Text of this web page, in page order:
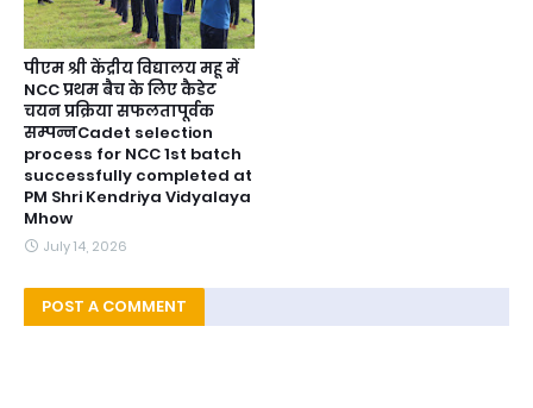
पीएम श्री केंद्रीय विद्यालय महू में
NCC प्रथम बैच के लिए कैडेट
चयन प्रक्रिया सफलतापूर्वक
सम्पन्नCadet selection
process for NCC 1st batch
successfully completed at
PM Shri Kendriya Vidyalaya
Mhow
July 14, 2026
POST A COMMENT